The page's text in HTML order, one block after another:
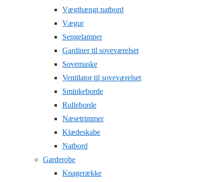
Vægthængt natbord
Vægur
Sengelamper
Gardiner til soveværelset
Sovemaske
Ventilator til soveværelset
Sminkeborde
Rulleborde
Næsetrimmer
Klædeskabe
Natbord
Garderobe
Knagerække